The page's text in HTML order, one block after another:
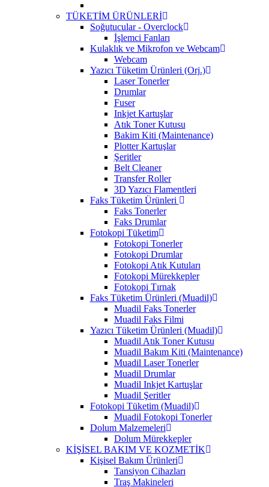
TÜKETİM ÜRÜNLERİ
Soğutucular - Overclock
İşlemci Fanları
Kulaklık ve Mikrofon ve Webcam
Webcam
Yazıcı Tüketim Ürünleri (Orj.)
Laser Tonerler
Drumlar
Fuser
Inkjet Kartuşlar
Atık Toner Kutusu
Bakim Kiti (Maintenance)
Plotter Kartuşlar
Şeritler
Belt Cleaner
Transfer Roller
3D Yazıcı Flamentleri
Faks Tüketim Ürünleri
Faks Tonerler
Faks Drumlar
Fotokopi Tüketim
Fotokopi Tonerler
Fotokopi Drumlar
Fotokopi Atık Kutuları
Fotokopi Mürekkepler
Fotokopi Tırnak
Faks Tüketim Ürünleri (Muadil)
Muadil Faks Tonerler
Muadil Faks Filmi
Yazıcı Tüketim Ürünleri (Muadil)
Muadil Atık Toner Kutusu
Muadil Bakım Kiti (Maintenance)
Muadil Laser Tonerler
Muadil Drumlar
Muadil Inkjet Kartuşlar
Muadil Şeritler
Fotokopi Tüketim (Muadil)
Muadil Fotokopi Tonerler
Dolum Malzemeleri
Dolum Mürekkepler
KİŞİSEL BAKIM VE KOZMETİK
Kişisel Bakım Ürünleri
Tansiyon Cihazları
Traş Makineleri